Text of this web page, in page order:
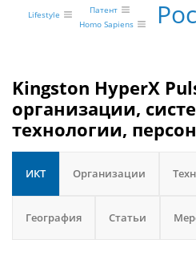
Lifestyle
Homo Sapiens
Патент
Kingston HyperX
организации,
технологии,
ИКТ Организации
География Статьи